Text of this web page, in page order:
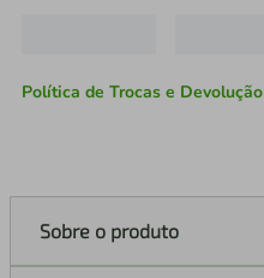
Política de Trocas e Devolução
Sobre o produto